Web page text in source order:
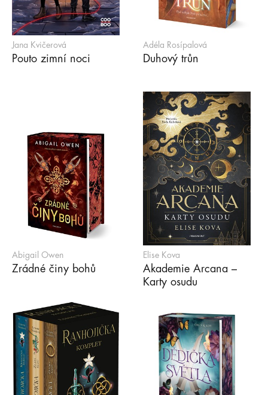
Jana Kvičerová
Pouto zimní noci
Adéla Rosípalová
Duhový trůn
Abigail Owen
Zrádné činy bohů
Elise Kova
Akademie Arcana –
Karty osudu